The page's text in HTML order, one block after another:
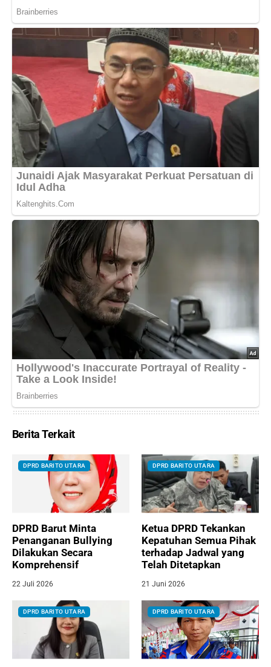
Berita Terkait
DPRD BARITO UTARA
DPRD Barut Minta
Penanganan Bullying
Dilakukan Secara
Komprehensif
22 Juli 2026
DPRD BARITO UTARA
Ketua DPRD Tekankan
Kepatuhan Semua Pihak
terhadap Jadwal yang
Telah Ditetapkan
21 Juni 2026
DPRD BARITO UTARA DPRD BARITO UTARA